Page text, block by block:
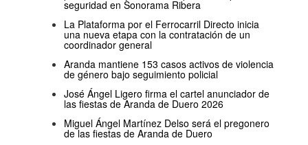
seguridad en Sonorama Ribera
La Plataforma por el Ferrocarril Directo inicia
una nueva etapa con la contratación de un
coordinador general
Aranda mantiene 153 casos activos de violencia
de género bajo seguimiento policial
José Ángel Ligero firma el cartel anunciador de
las fiestas de Aranda de Duero 2026
Miguel Ángel Martínez Delso será el pregonero
de las fiestas de Aranda de Duero